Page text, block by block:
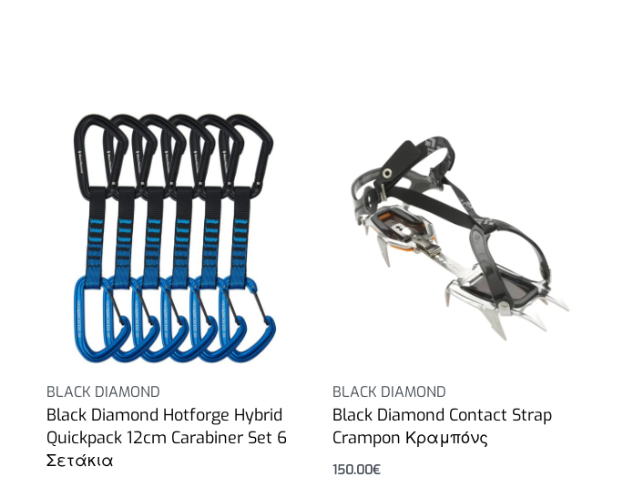
BLACK DIAMOND
Black Diamond Hotforge Hybrid
Quickpack 12cm Carabiner Set 6
Σετάκια
BLACK DIAMOND
Black Diamond Contact Strap
Crampon Κραμπόνς
150.00€